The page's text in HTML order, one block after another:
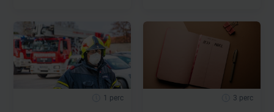
1 perc 3 perc